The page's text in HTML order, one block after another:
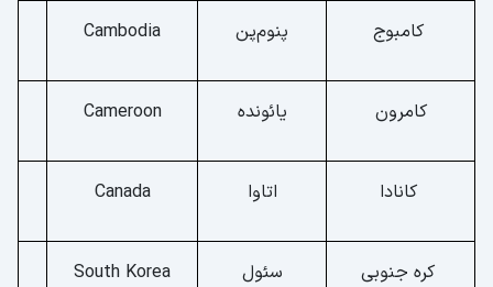
کامبوج پنوم‌پن Cambodia
کامرون یائونده Cameroon
کانادا اتاوا Canada
کره جنوبی سئول South Korea